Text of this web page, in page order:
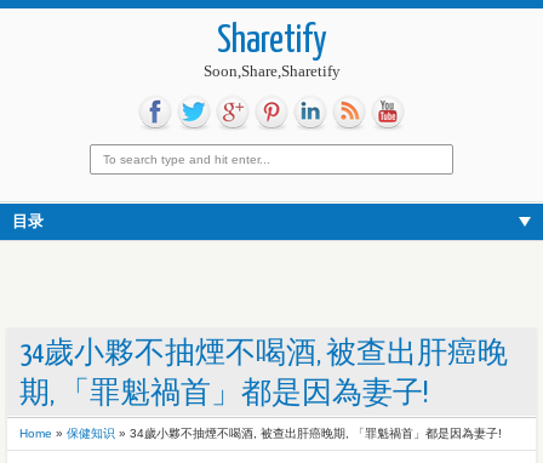
Sharetify
Soon,Share,Sharetify
目录
34歲小夥不抽煙不喝酒, 被查出肝癌晚
期, 「罪魁禍首」都是因為妻子!
Home » 保健知识 » 34歲小夥不抽煙不喝酒, 被查出肝癌晚期, 「罪魁禍首」都是因為妻子!